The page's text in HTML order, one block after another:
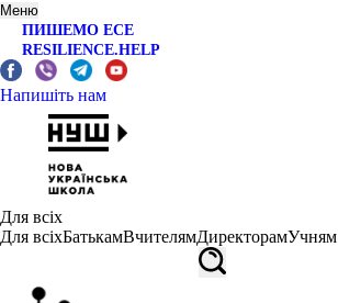
Меню
ПИШЕМО ЕСЕ
RESILIENCE.HELP
Напишіть нам
Для всіх
Для всіхБатькамВчителямДиректорамУчням